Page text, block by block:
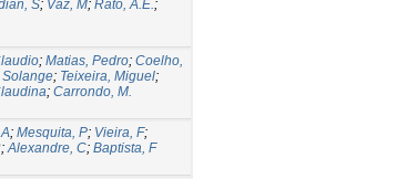
S; Vaz, M; Rato, A.E.;
; Matias, Pedro; Coelho,
; Teixeira, Miguel;
; Carrondo, M.
; Mesquita, P; Vieira, F;
;Alexandre, C; Baptista, F